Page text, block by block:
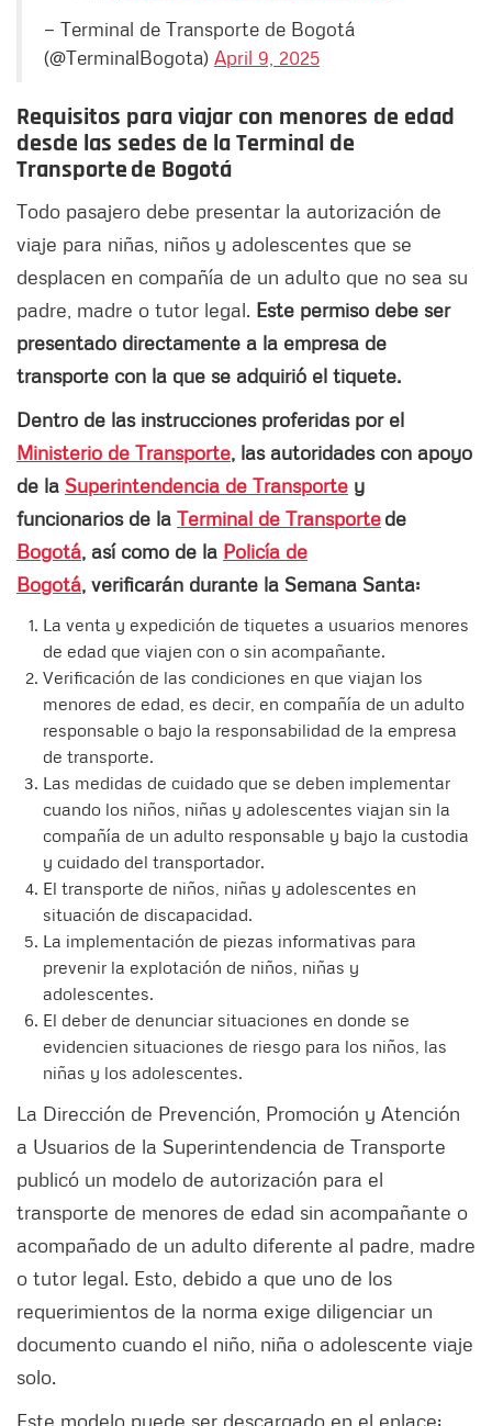
— Terminal de Transporte de Bogotá
(@TerminalBogota) April 9, 2025
Requisitos para viajar con menores de edad
desde las sedes de la Terminal de
Transporte de Bogotá
Todo pasajero debe presentar la autorización de
viaje para niñas, niños y adolescentes que se
desplacen en compañía de un adulto que no sea su
padre, madre o tutor legal. Este permiso debe ser
presentado directamente a la empresa de
transporte con la que se adquirió el tiquete.
Dentro de las instrucciones proferidas por el
Ministerio de Transporte, las autoridades con apoyo
de la Superintendencia de Transporte y
funcionarios de la Terminal de Transportede
Bogotá, así como de la Policía de
Bogotá, verificarán durante la Semana Santa:
La venta y expedición de tiquetes a usuarios menores
de edad que viajen con o sin acompañante.
Verificación de las condiciones en que viajan los
menores de edad, es decir, en compañía de un adulto
responsable o bajo la responsabilidad de la empresa
de transporte.
Las medidas de cuidado que se deben implementar
cuando los niños, niñas y adolescentes viajan sin la
compañía de un adulto responsable y bajo la custodia
y cuidado del transportador.
El transporte de niños, niñas y adolescentes en
situación de discapacidad.
La implementación de piezas informativas para
prevenir la explotación de niños, niñas y
adolescentes.
El deber de denunciar situaciones en donde se
evidencien situaciones de riesgo para los niños, las
niñas y los adolescentes.
La Dirección de Prevención, Promoción y Atención
a Usuarios de la Superintendencia de Transporte
publicó un modelo de autorización para el
transporte de menores de edad sin acompañante o
acompañado de un adulto diferente al padre, madre
o tutor legal. Esto, debido a que uno de los
requerimientos de la norma exige diligenciar un
documento cuando el niño, niña o adolescente viaje
solo.
Este modelo puede ser descargado en el enlace: